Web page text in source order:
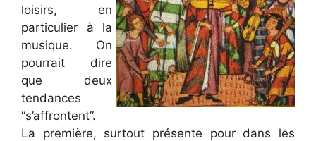
loisirs, en
particulier à la
musique. On
pourrait dire
que deux
tendances
“s’affrontent”.
La première, surtout présente pour dans les